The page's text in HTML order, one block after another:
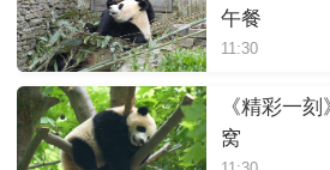
午餐
11:30
《精彩一
窝